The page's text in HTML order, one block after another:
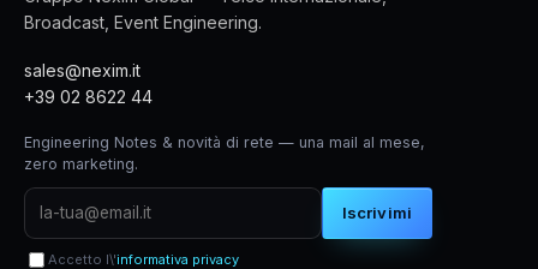
Broadcast, Event Engineering.
sales@nexim.it
+39 02 8622 44
Engineering Notes & novità di rete — una mail al mese,
zero marketing.
Iscrivimi
Accetto l\'informativa privacy